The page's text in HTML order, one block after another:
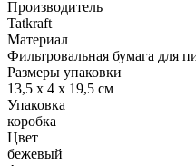
Производитель
Tatkraft
Материал
Фильтровальная бумага для
Размеры упаковки
13,5 х 4 х 19,5 см
Упаковка
коробка
Цвет
бежевый